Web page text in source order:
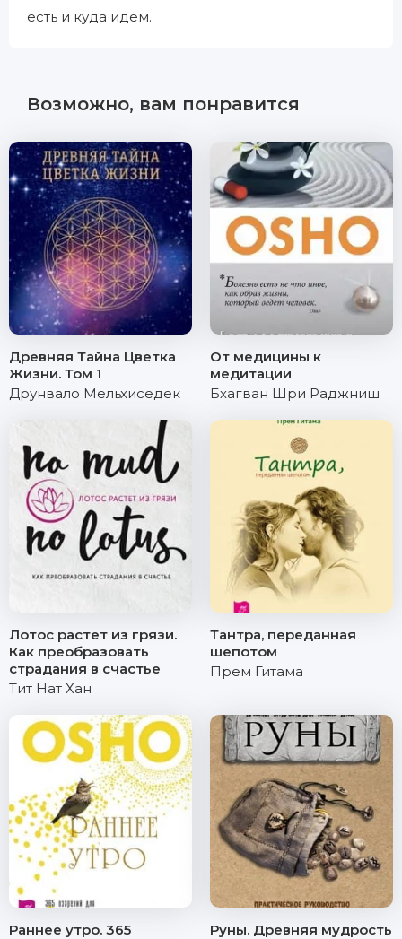
есть и куда идем.
Возможно, вам понравится
Древняя Тайна Цветка
Жизни. Том 1
Друнвало Мельхиседек
От медицины к
медитации
Бхагван Шри Раджниш
Лотос растет из грязи.
Как преобразовать
страдания в счастье
Тит Нат Хан
Тантра, переданная
шепотом
Прем Гитама
Раннее утро. 365
Руны. Древняя мудрость